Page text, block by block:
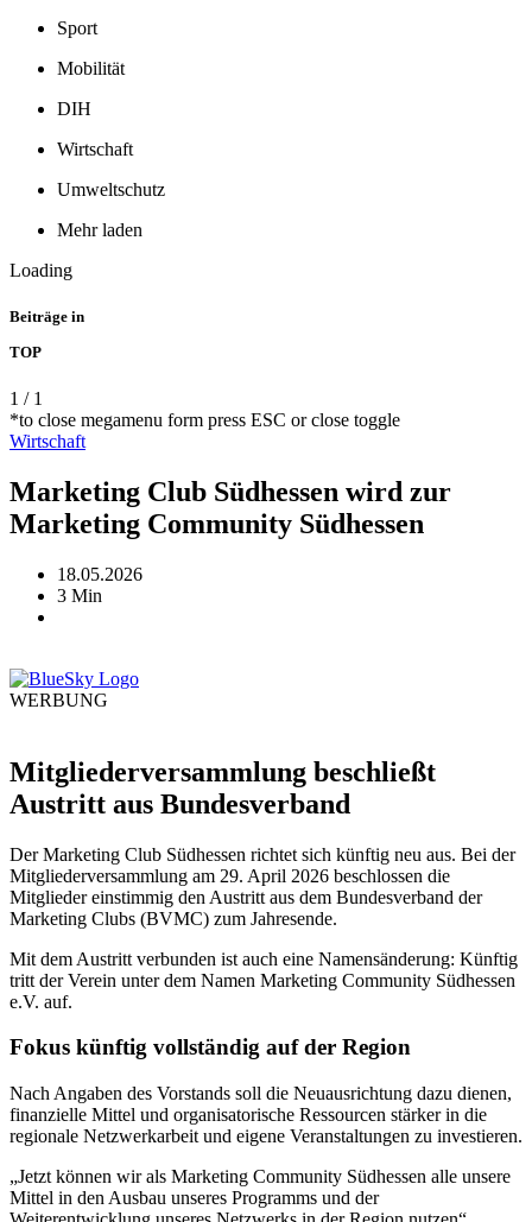
Sport
Mobilität
DIH
Wirtschaft
Umweltschutz
Mehr laden
Loading
Beiträge in
TOP
1 / 1
*to close megamenu form press ESC or close toggle
Wirtschaft
Marketing Club Südhessen wird zur
Marketing Community Südhessen
18.05.2026
3 Min
WERBUNG
Mitgliederversammlung beschließt
Austritt aus Bundesverband
Der Marketing Club Südhessen richtet sich künftig neu aus. Bei der
Mitgliederversammlung am 29. April 2026 beschlossen die
Mitglieder einstimmig den Austritt aus dem Bundesverband der
Marketing Clubs (BVMC) zum Jahresende.
Mit dem Austritt verbunden ist auch eine Namensänderung: Künftig
tritt der Verein unter dem Namen Marketing Community Südhessen
e.V. auf.
Fokus künftig vollständig auf der Region
Nach Angaben des Vorstands soll die Neuausrichtung dazu dienen,
finanzielle Mittel und organisatorische Ressourcen stärker in die
regionale Netzwerkarbeit und eigene Veranstaltungen zu investieren.
„Jetzt können wir als Marketing Community Südhessen alle unsere
Mittel in den Ausbau unseres Programms und der